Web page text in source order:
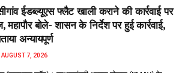
ईडब्ल्यूएस फ्लैट खाली कराने की कार्रवाई पर
बोले- शासन के निर्देश पर हुई कार्रवाई,
अन्यायपूर्ण
AUGUST 7, 2026